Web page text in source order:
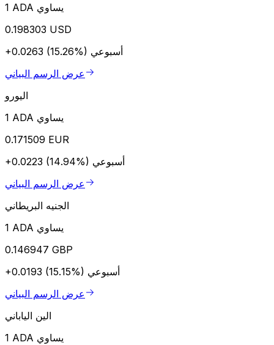
1 ADA يساوي
0.198303 USD
+0.0263 (15.26%) أسبوعي
عرض الرسم البياني
اليورو
1 ADA يساوي
0.171509 EUR
+0.0223 (14.94%) أسبوعي
عرض الرسم البياني
الجنيه البريطاني
1 ADA يساوي
0.146947 GBP
+0.0193 (15.15%) أسبوعي
عرض الرسم البياني
الين الياباني
1 ADA يساوي